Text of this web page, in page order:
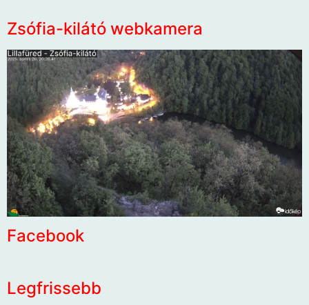
Zsófia-kilátó webkamera
Facebook
Legfrissebb